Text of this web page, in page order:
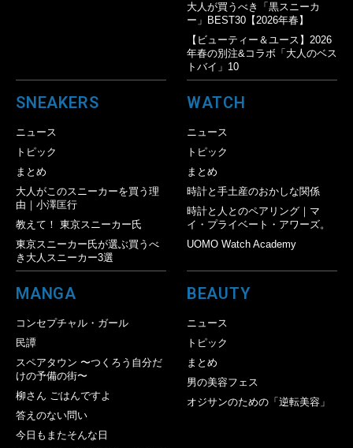
大人が買うべき「黒スニーカ
ー」BEST30【2026年春】
【ビューティー＆ユース】2026
年春の別注&コラボ「大人のベス
トバイ」10
SNEAKERS
ニュース
トピック
まとめ
大人がこのスニーカーを買う理
由｜小澤匡行
教えて！ 東京スニーカー氏
東京スニーカー氏が選ぶ買うべ
き大人スニーカー3選
WATCH
ニュース
トピック
まとめ
時計と手土産のおかしな関係
時計と人とのペアリング｜マ
イ・プライベート・アワーズ。
UOMO Watch Academy
MANGA
コンセプチャル・ガール
民譚
スペアタウン 〜つくろう自分だ
けの予備の街〜
柳さん ごはんですよ
答えのない問い
今日もまたそんな日
BEAUTY
ニュース
トピック
まとめ
男の美容フェス
オジサンのための「逆転美容」